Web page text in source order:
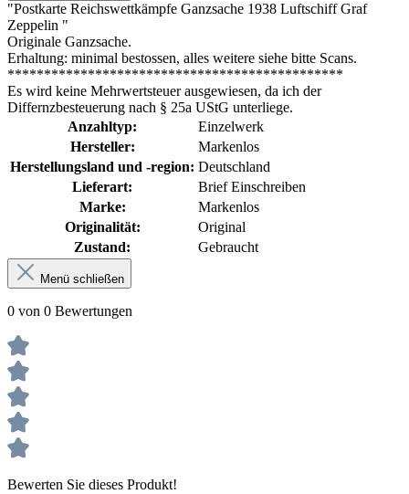
"Postkarte Reichswettkämpfe Ganzsache 1938 Luftschiff Graf
Zeppelin "
Originale Ganzsache.
Erhaltung: minimal bestossen, alles weitere siehe bitte Scans.
**********************************************
Es wird keine Mehrwertsteuer ausgewiesen, da ich der
Differnzbesteuerung nach § 25a UStG unterliege.
Anzahltyp:
Einzelwerk
Hersteller:
Markenlos
Herstellungsland und -region: Deutschland
Lieferart:
Brief Einschreiben
Marke:
Markenlos
Originalität:
Original
Zustand:
Gebraucht
Menü schließen
0 von 0 Bewertungen
Bewerten Sie dieses Produkt!